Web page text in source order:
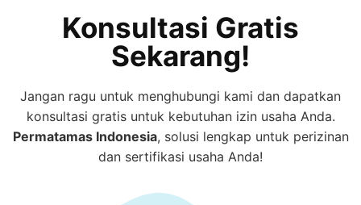
Konsultasi Gratis
Sekarang!
Jangan ragu untuk menghubungi kami dan dapatkan
konsultasi gratis untuk kebutuhan izin usaha Anda.
PermatamasIndonesia, solusi lengkap untuk perizinan
dan sertifikasi usaha Anda!